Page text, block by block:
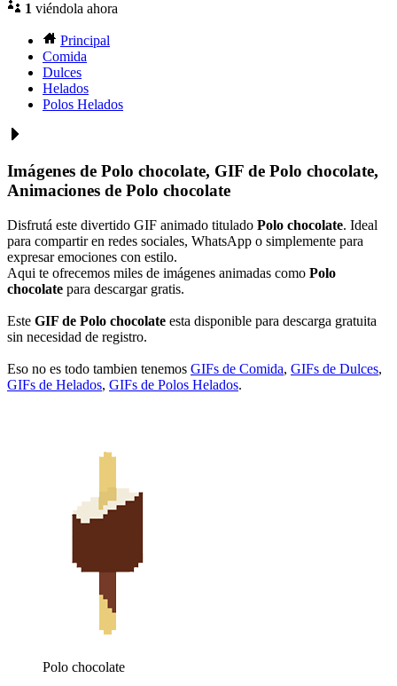
1 viéndola ahora
Principal
Comida
Dulces
Helados
Polos Helados
Imágenes de Polo chocolate, GIF de Polo chocolate,
Animaciones de Polo chocolate
Disfrutá este divertido GIF animado titulado Polo chocolate. Ideal
para compartir en redes sociales, WhatsApp o simplemente para
expresar emociones con estilo.
Aqui te ofrecemos miles de imágenes animadas como Polo
chocolate para descargar gratis.
Este GIF de Polo chocolate esta disponible para descarga gratuita
sin necesidad de registro.
Eso no es todo tambien tenemos GIFs de Comida, GIFs de Dulces,
GIFs de Helados, GIFs de Polos Helados.
Polo chocolate